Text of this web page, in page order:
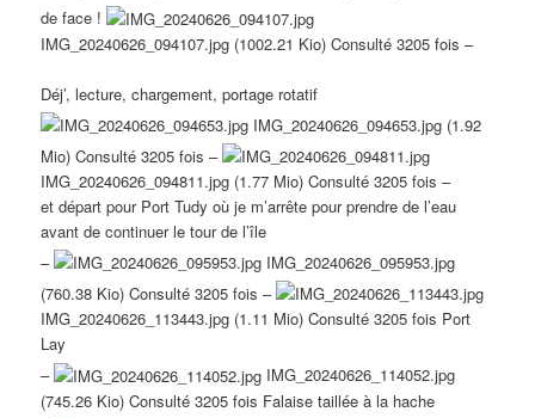
de face !
IMG_20240626_094107.jpg (1002.21 Kio) Consulté 3205 fois –
Déj’, lecture, chargement, portage rotatif
IMG_20240626_094653.jpg (1.92
Mio) Consulté 3205 fois –
IMG_20240626_094811.jpg (1.77 Mio) Consulté 3205 fois –
et départ pour Port Tudy où je m’arrête pour prendre de l’eau
avant de continuer le tour de l’île
–
IMG_20240626_095953.jpg
(760.38 Kio) Consulté 3205 fois –
IMG_20240626_113443.jpg (1.11 Mio) Consulté 3205 fois Port
Lay
–
IMG_20240626_114052.jpg
(745.26 Kio) Consulté 3205 fois Falaise taillée à la hache